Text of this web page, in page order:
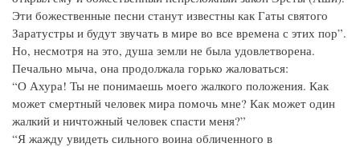
Эти божественные песни станут известны как Гаты святого
Заратустры и будут звучать в мире во все времена с этих пор”.
Но, несмотря на это, душа земли не была удовлетворена.
Печально мыча, она продолжала горько жаловаться:
“О Ахура! Ты не понимаешь моего жалкого положения. Как
может смертный человек мира помочь мне? Как может один
жалкий и ничтожный человек спасти меня?”
“Я жажду увидеть сильного воина обличенного в